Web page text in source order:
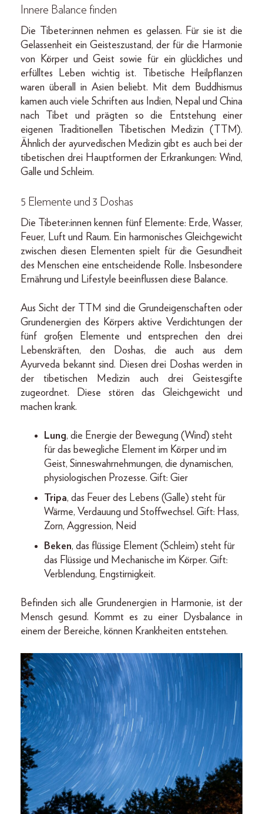
Innere Balance finden
Die Tibeter:innen nehmen es gelassen. Für sie ist die
Gelassenheit ein Geisteszustand, der für die Harmonie
von Körper und Geist sowie für ein glückliches und
erfülltes Leben wichtig ist. Tibetische Heilpflanzen
waren überall in Asien beliebt. Mit dem Buddhismus
kamen auch viele Schriften aus Indien, Nepal und China
nach Tibet und prägten so die Entstehung einer
eigenen Traditionellen Tibetischen Medizin (TTM).
Ähnlich der ayurvedischen Medizin gibt es auch bei der
tibetischen drei Hauptformen der Erkrankungen: Wind,
Galle und Schleim.
5 Elemente und 3 Doshas
Die Tibeter:innen kennen fünf Elemente: Erde, Wasser,
Feuer, Luft und Raum. Ein harmonisches Gleichgewicht
zwischen diesen Elementen spielt für die Gesundheit
des Menschen eine entscheidende Rolle. Insbesondere
Ernährung und Lifestyle beeinflussen diese Balance.
Aus Sicht der TTM sind die Grundeigenschaften oder
Grundenergien des Körpers aktive Verdichtungen der
fünf großen Elemente und entsprechen den drei
Lebenskräften, den Doshas, die auch aus dem
Ayurveda bekannt sind. Diesen drei Doshas werden in
der tibetischen Medizin auch drei Geistesgifte
zugeordnet. Diese stören das Gleichgewicht und
machen krank.
Lung, die Energie der Bewegung (Wind) steht
für das bewegliche Element im Körper und im
Geist, Sinneswahrnehmungen, die dynamischen,
physiologischen Prozesse. Gift: Gier
Tripa, das Feuer des Lebens (Galle) steht für
Wärme, Verdauung und Stoffwechsel. Gift: Hass,
Zorn, Aggression, Neid
Beken, das flüssige Element (Schleim) steht für
das Flüssige und Mechanische im Körper. Gift:
Verblendung, Engstirnigkeit.
Befinden sich alle Grundenergien in Harmonie, ist der
Mensch gesund. Kommt es zu einer Dysbalance in
einem der Bereiche, können Krankheiten entstehen.